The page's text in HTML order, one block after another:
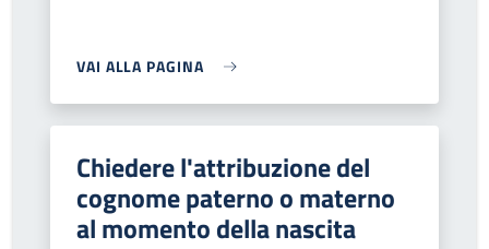
VAI ALLA PAGINA
Chiedere l'attribuzione del
cognome paterno o materno
al momento della nascita